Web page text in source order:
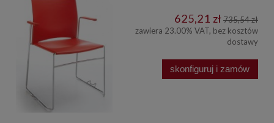
625,21 zł 735,54 zł
zawiera 23.00% VAT, bez kosztów
dostawy
skonfiguruj i zamów